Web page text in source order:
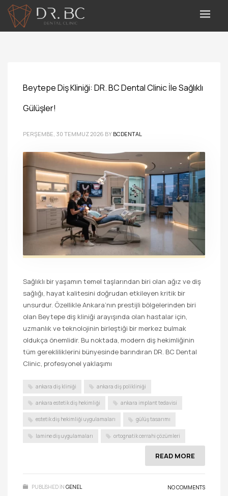
Beytepe Diş Kliniği: DR. BC Dental Clinic İle Sağlıklı
Gülüşler!
PERŞEMBE, 30 TEMMUZ 2026 BY BCDENTAL
Sağlıklı bir yaşamın temel taşlarından biri olan ağız ve diş
sağlığı, hayat kalitesini doğrudan etkileyen kritik bir
unsurdur. Özellikle Ankara’nın prestijli bölgelerinden biri
olan Beytepe diş kliniği arayışında olan hastalar için,
uzmanlık ve teknolojinin birleştiği bir merkez bulmak
oldukça önemlidir. Bu noktada, modern diş hekimliğinin
tüm gerekliliklerini bünyesinde barındıran DR. BC Dental
Clinic, profesyonel yaklaşımı
ankara diş kliniği ankara diş polikliniği
ankara estetik diş hekimliği ankara implant tedavisi
estetik diş hekimliği uygulamaları gülüş tasarımı
lamine diş uygulamaları ortognatik cerrahi çözümleri
READ MORE
PUBLISHED IN GENEL NO COMMENTS